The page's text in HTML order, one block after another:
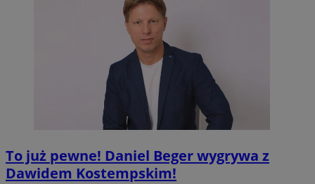
To już pewne! Daniel Beger wygrywa z
Dawidem Kostempskim!